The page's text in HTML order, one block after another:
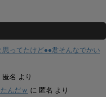
思ってたけど●●君そんなでかい
匿名 より
んだｗ に 匿名 より